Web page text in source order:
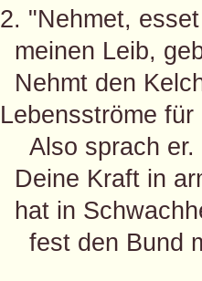
2. "Nehmet,
meinen Leib,
Nehmt den
Lebensströme
Also sprach er.
Deine Kraft in
hat in
fest den Bund